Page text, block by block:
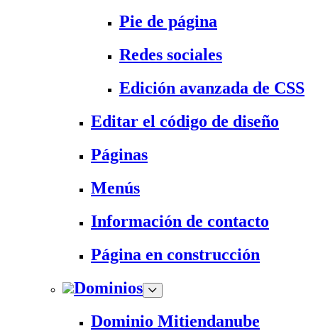
Pie de página
Redes sociales
Edición avanzada de CSS
Editar el código de diseño
Páginas
Menús
Información de contacto
Página en construcción
Dominios
Dominio Mitiendanube